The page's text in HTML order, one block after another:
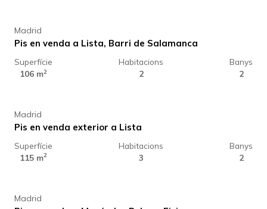
Madrid
Pis en venda a Lista, Barri de Salamanca
Superfície
106 m2
Habitacions
2
Banys
2
1.699.000 €
Madrid
Pis en venda exterior a Lista
Superfície
115 m2
Habitacions
3
Banys
2
929.000 €
Madrid